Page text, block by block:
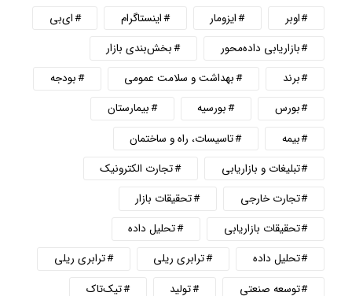
اوبر
ایزومار اینستاگرام
ای‌بی
بازاریابی داده‌محور
بخش‌بندی بازار
برند
بهداشت و سلامت عمومی
بودجه
بورس
بورسیه
بیمارستان
بیمه
تاسیسات، راه و ساختمان
تبلیغات و بازاریابی
تجارت الکترونیک
تجارت خارجی
تحقیقات بازار
تحقیقات بازاریابی
تحلیل داده
تحلیل داده
ترابری ریلی
ترابری ریلی
توسعه صنعتی
تولید
تیک‌تاک